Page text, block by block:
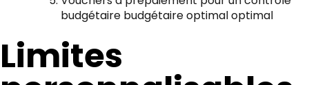
budgétaire budgétaire optimal optimal
Limites